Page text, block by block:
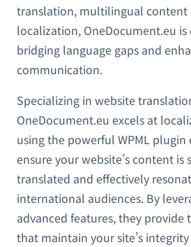
translation, multilingual content
localization, OneDocument.eu
bridging language gaps and
communication.
Specializing in website
OneDocument.eu excels at
using the powerful WPML plugin
ensure your website’s content is
translated and effectively
international audiences. By
advanced features, they
that maintain your site’s